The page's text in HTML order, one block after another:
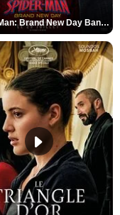
Spider-Man: Brand New Day Bande-annonce VO STFR